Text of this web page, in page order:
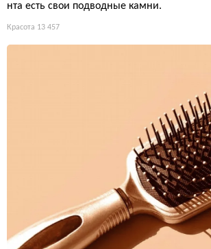
нта есть свои подводные камни.
Красота 13 457